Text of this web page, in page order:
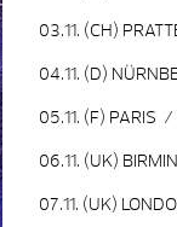
03.11. (CH)
04.11. (D)
05.11. (F) PARIS
06.11. (UK)
07.11. (UK)